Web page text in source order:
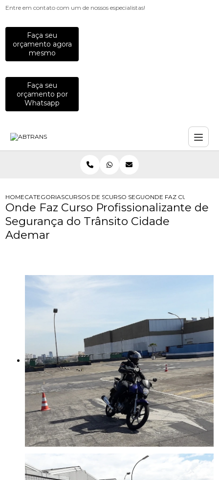
Entre em contato com um de nossos especialistas!
Faça seu
orçamento agora
mesmo
Faça seu
orçamento por
Whatsapp
HOMECATEGORIASCURSOS DE SEGURANCA NO TRANSITO
CURSO SEGURANCA NO TRANSITO
ONDE FAZ CURSO
Onde Faz Curso Profissionalizante de
Segurança do Trânsito Cidade
Ademar